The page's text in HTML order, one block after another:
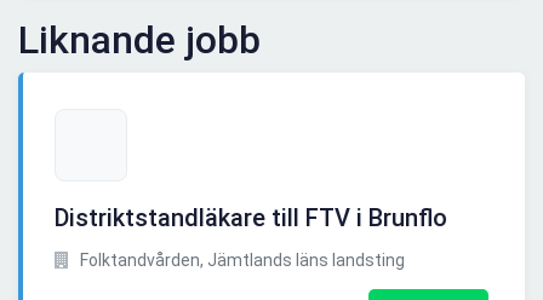
Liknande jobb
Distriktstandläkare till FTV i Brunflo
Folktandvården, Jämtlands läns landsting